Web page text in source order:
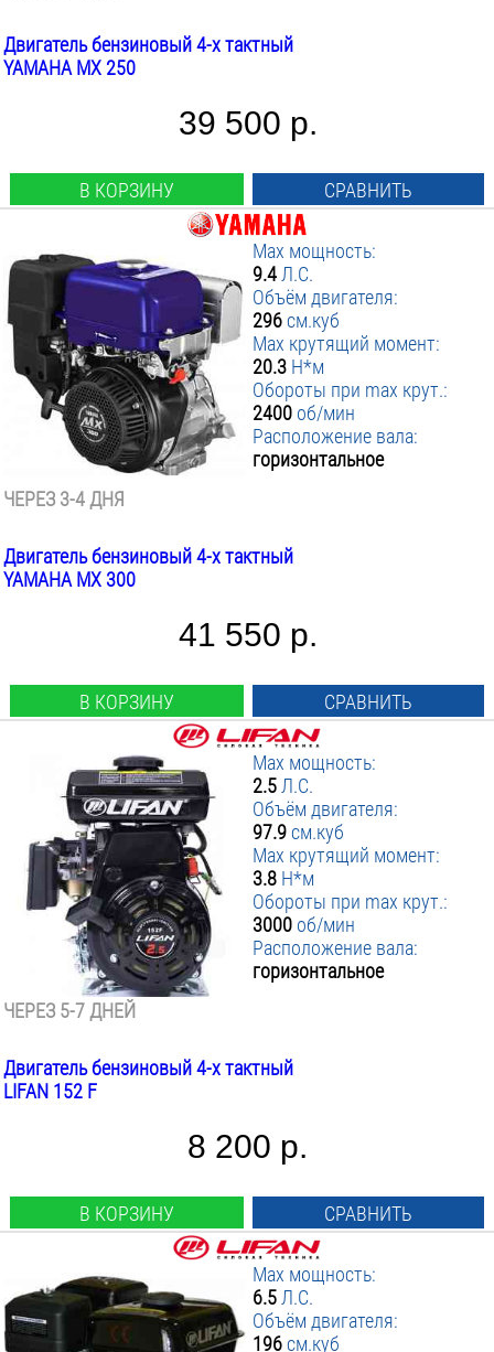
Двигатель бензиновый 4-х тактный
YAMAHA MX 250
39 500 р.
В КОРЗИНУ СРАВНИТЬ
Max мощность:
9.4 Л.С.
Объём двигателя:
296см.куб
Max крутящий момент:
20.3 Н*м
Обороты при max крут.:
2400 об/мин
Расположение вала:
горизонтальное
ЧЕРЕЗ 3-4 ДНЯ
Двигатель бензиновый 4-х тактный
YAMAHA MX 300
41 550 р.
В КОРЗИНУ СРАВНИТЬ
Max мощность:
2.5 Л.С.
Объём двигателя:
97.9см.куб
Max крутящий момент:
3.8 Н*м
Обороты при max крут.:
3000 об/мин
Расположение вала:
горизонтальное
ЧЕРЕЗ 5-7 ДНЕЙ
Двигатель бензиновый 4-х тактный
LIFAN 152 F
8 200 р.
В КОРЗИНУ СРАВНИТЬ
Max мощность:
6.5 Л.С.
Объём двигателя:
196см.куб